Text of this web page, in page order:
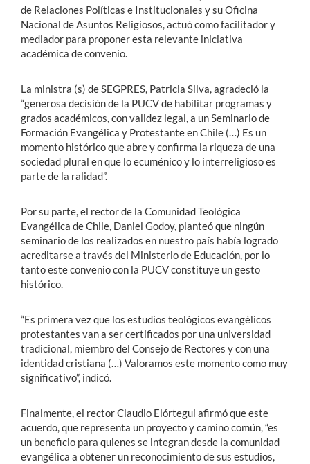
de Relaciones Políticas e Institucionales y su Oficina
Nacional de Asuntos Religiosos, actuó como facilitador y
mediador para proponer esta relevante iniciativa
académica de convenio.
La ministra (s) de SEGPRES, Patricia Silva, agradeció la
“generosa decisión de la PUCV de habilitar programas y
grados académicos, con validez legal, a un Seminario de
Formación Evangélica y Protestante en Chile (…) Es un
momento histórico que abre y confirma la riqueza de una
sociedad plural en que lo ecuménico y lo interreligioso es
parte de la ralidad”.
Por su parte, el rector de la Comunidad Teológica
Evangélica de Chile, Daniel Godoy, planteó que ningún
seminario de los realizados en nuestro país había logrado
acreditarse a través del Ministerio de Educación, por lo
tanto este convenio con la PUCV constituye un gesto
histórico.
“Es primera vez que los estudios teológicos evangélicos
protestantes van a ser certificados por una universidad
tradicional, miembro del Consejo de Rectores y con una
identidad cristiana (…) Valoramos este momento como muy
significativo”, indicó.
Finalmente, el rector Claudio Elórtegui afirmó que este
acuerdo, que representa un proyecto y camino común, “es
un beneficio para quienes se integran desde la comunidad
evangélica a obtener un reconocimiento de sus estudios,